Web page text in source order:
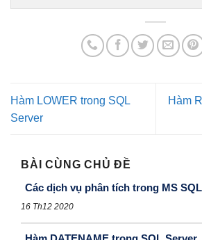
Hàm LOWER trong SQL
Server
Hàm
BÀI CÙNG CHỦ ĐỀ
Các dịch vụ phân tích trong MS
16 Th12 2020